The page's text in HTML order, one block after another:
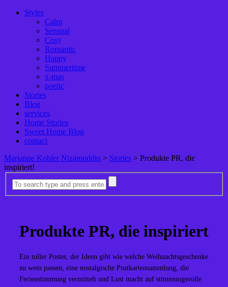
Styles
Calm
Sensual
Cosy
Romantic
Happy
Summertime
x-mas
poetic
Stories
Blog
services
Home Stories
Sweet Home Blog
contact
Marianne Kohler Nizamuddin > Stories > Produkte PR, die
inspiriert!
Produkte PR, die inspiriert
Ein toller Poster, der Ideen gibt wie welche Weihnachtsgeschenke
zu wem passen, eine nostalgische Postkartensammlung, die
Ferienstimmung vermittelt und Lust macht auf stimmungsvolle